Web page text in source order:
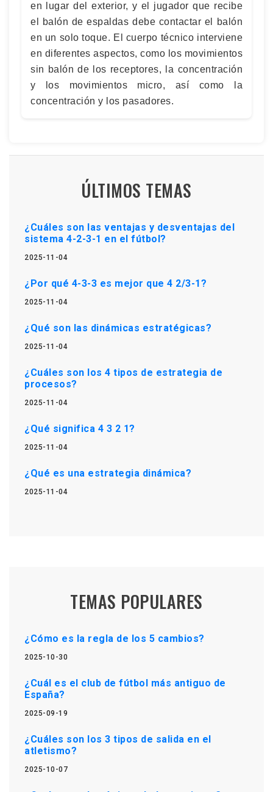
en lugar del exterior, y el jugador que recibe
el balón de espaldas debe contactar el balón
en un solo toque. El cuerpo técnico interviene
en diferentes aspectos, como los movimientos
sin balón de los receptores, la concentración
y los movimientos micro, así como la
concentración y los pasadores.
ÚLTIMOS TEMAS
¿Cuáles son las ventajas y desventajas del
sistema 4-2-3-1 en el fútbol?
2025-11-04
¿Por qué 4-3-3 es mejor que 4 2/3-1?
2025-11-04
¿Qué son las dinámicas estratégicas?
2025-11-04
¿Cuáles son los 4 tipos de estrategia de
procesos?
2025-11-04
¿Qué significa 4 3 2 1?
2025-11-04
¿Qué es una estrategia dinámica?
2025-11-04
TEMAS POPULARES
¿Cómo es la regla de los 5 cambios?
2025-10-30
¿Cuál es el club de fútbol más antiguo de
España?
2025-09-19
¿Cuáles son los 3 tipos de salida en el
atletismo?
2025-10-07